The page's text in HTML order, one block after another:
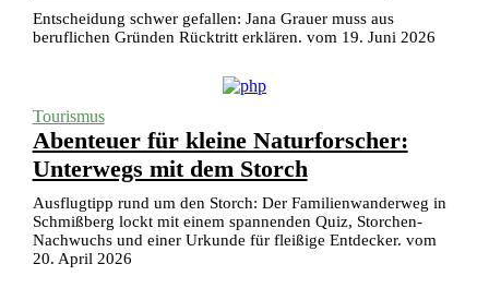
Entscheidung schwer gefallen: Jana Grauer muss aus
beruflichen Gründen Rücktritt erklären. vom 19. Juni 2026
Tourismus
Abenteuer für kleine Naturforscher:
Unterwegs mit dem Storch
Ausflugtipp rund um den Storch: Der Familienwanderweg in
Schmißberg lockt mit einem spannenden Quiz, Storchen-
Nachwuchs und einer Urkunde für fleißige Entdecker. vom
20. April 2026